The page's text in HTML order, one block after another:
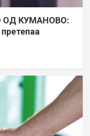
ОД КУМАНОВО: